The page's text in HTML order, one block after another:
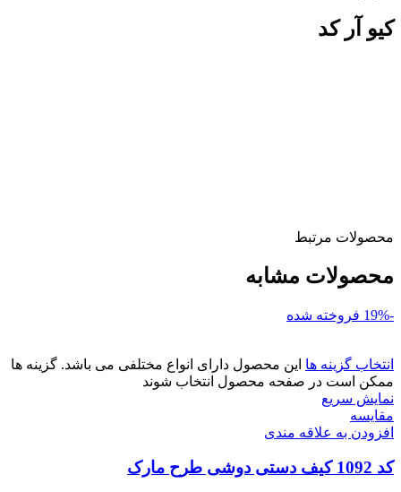
کیو آر کد
محصولات مرتبط
محصولات مشابه
-19% فروخته شده
انتخاب گزینه ها این محصول دارای انواع مختلفی می باشد. گزینه ها
ممکن است در صفحه محصول انتخاب شوند
نمایش سریع
مقايسه
افزودن به علاقه مندی
کد 1092 کیف دستی دوشی طرح مارک